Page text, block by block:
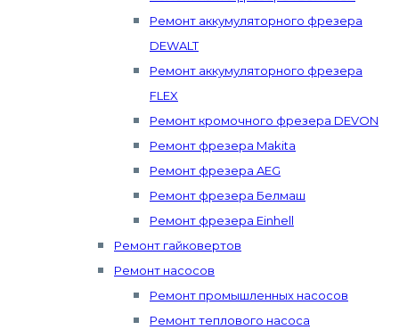
Ремонт аккумуляторного фрезера
DEWALT
Ремонт аккумуляторного фрезера
FLEX
Ремонт кромочного фрезера DEVON
Ремонт фрезера Makita
Ремонт фрезера AEG
Ремонт фрезера Белмаш
Ремонт фрезера Einhell
Ремонт гайковертов
Ремонт насосов
Ремонт промышленных насосов
Ремонт теплового насоса